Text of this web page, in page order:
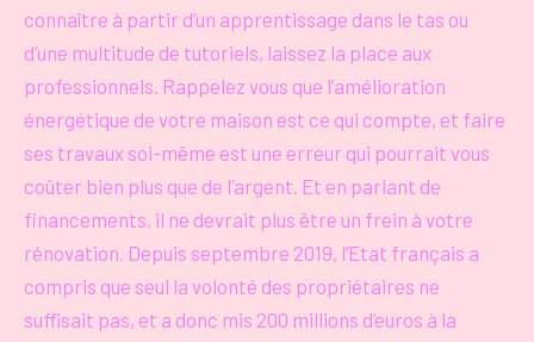
connaître à partir d’un apprentissage dans le tas ou
d’une multitude de tutoriels, laissez la place aux
professionnels. Rappelez vous que l’amélioration
énergétique de votre maison est ce qui compte, et faire
ses travaux soi-même est une erreur qui pourrait vous
coûter bien plus que de l’argent. Et en parlant de
financements, il ne devrait plus être un frein à votre
rénovation. Depuis septembre 2019, l’Etat français a
compris que seul la volonté des propriétaires ne
suffisait pas, et a donc mis 200 millions d’euros à la